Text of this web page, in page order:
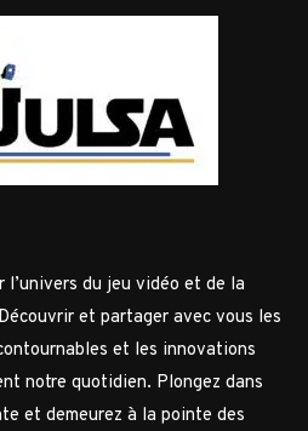
l’univers du jeu vidéo et de la
et partager avec vous les
et les innovations
notre quotidien. Plongez dans
et demeurez à la pointe des